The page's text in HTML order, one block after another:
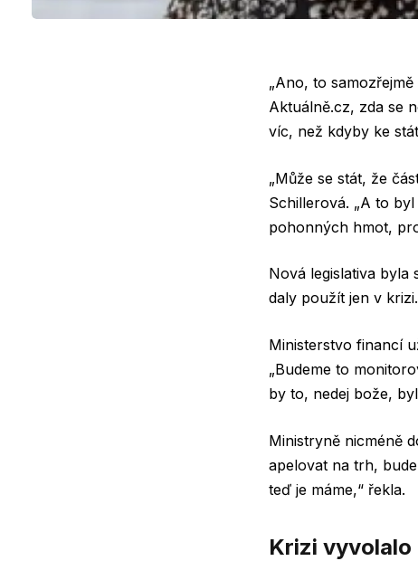
„Ano, to
Aktuálně.cz, zda se
víc, než kdyby ke
„Může se stát, že
Schillerová. „A to
pohonných hmot,
Nová legislativa byla
daly použít jen v
Ministerstvo financí
„Budeme to
by to, nedej bože,
Ministryně nicméně
apelovat na trh,
teď je máme,“ řekla.
Krizi vyvolalo